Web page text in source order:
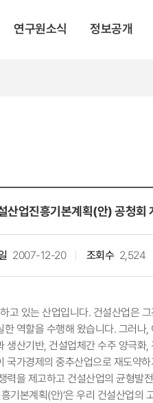
연구원소식 정보공개
산업진흥기본계획(안) 공청회
2007-12-20 조회수 2,524
고 있는 산업입니다. 건설산업은
역할을 수행해 왔습니다. 그러나
산기반, 건설업체간 수주 양극화
가경제의 중추산업으로 재도약
을 제고하고 건설산업의 균형발
기본계획(안)’은 우리 건설산업의